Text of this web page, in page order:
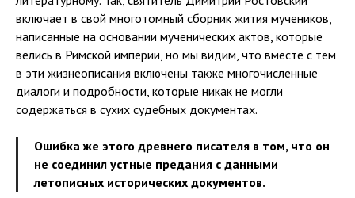
включает в свой многотомный сборник жития мучеников,
написанные на основании мученических актов, которые
велись в Римской империи, но мы видим, что вместе с тем
в эти жизнеописания включены также многочисленные
диалоги и подробности, которые никак не могли
содержаться в сухих судебных документах.
Ошибка же этого древнего писателя в том, что он
не соединил устные предания с данными
летописных исторических документов.